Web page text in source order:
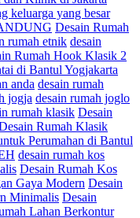
keluarga yang besar
Desain Rumah
rumah etnik desain
Rumah Hook Klasik 2
di Bantul Yogjakarta
anda desain rumah
jogja desain rumah joglo
rumah klasik Desain
Rumah Klasik
Perumahan di Bantul
desain rumah kos
Desain Rumah Kos
Gaya Modern Desain
Minimalis Desain
Lahan Berkontur